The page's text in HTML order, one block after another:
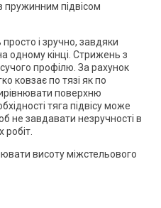
пружинним підвісом
і зручно, завдяки
одному кінці. Стрижень з
профілю. За рахунок
ковзає по тязі як по
поверхню
тяга підвісу може
не завдавати незручності в
висоту міжстельового